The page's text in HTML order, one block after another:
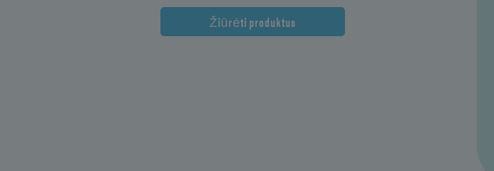
Žiūrėti produktus